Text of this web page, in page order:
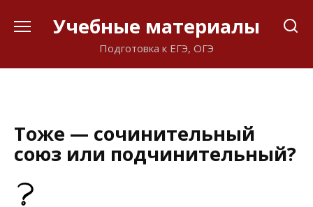
Учебные материалы
Подготовка к ЕГЭ, ОГЭ
Тоже — сочинительный
союз или подчинительный?